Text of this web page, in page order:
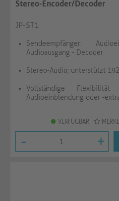
Stereo-Encoder/Decoder
JP-ST1
Sendeempfänger:
Audioausgang - Decoder
Stereo-Audio; unterstützt
Vollständige Flexibilität
Audioeinblendung oder -
VERFÜGBAR
- +